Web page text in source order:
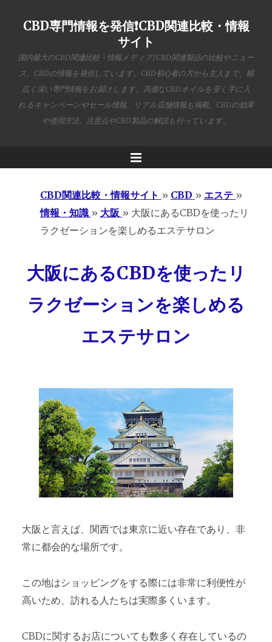
CBD専門情報を発信❗️CBD関連比較・情報
サイト
国内最大のCBD関連比較・情報メディア/CBD関連製品の比較やニュー
ス、CBDの情報を発信しています。CBD初心者の方から玄人まで、幅
広く深い専門情報をお届けします。高価なCBDオイルを安く手に入
れるキャンペーンやセール情報、リアル店舗情報も掲載。CBDの効果
や使用方法、注意点やCBD製品の解説も行っています。
Menu
CBD関連比較・情報サイト » CBD » エステ »
情報・知識 » 大阪 » 大阪にあるCBDを使ったリ
ラクゼーションを楽しめるエステサロン
大阪にあるCBDを使ったリ
ラクゼーションを楽しめる
エステサロン
大阪と言えば、関西では東京に近い存在であり、非
常に都会的な場所です。
この地はショッピングをする際には非常に利便性が
高いため、訪れる人たちは実際多くいます。
CBDに関するお店についても数多く存在しているの